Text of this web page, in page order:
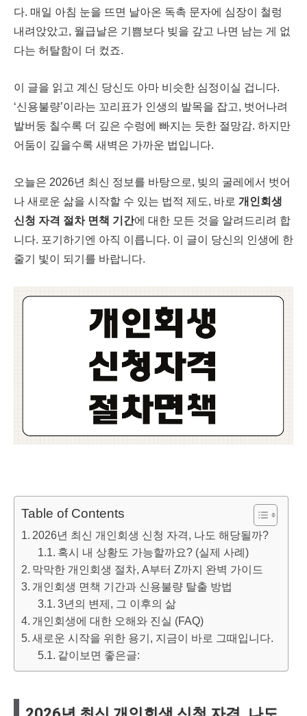
다. 매일 아침 눈을 뜨면 날아온 독촉 문자에 심장이 철렁
내려앉았고, 월급날은 기쁨보다 빚을 갚고 나면 남는 게 없
다는 허탈함이 더 컸죠.
이 글을 읽고 계신 당신도 아마 비슷한 심정이실 겁니다.
‘신용불량’이라는 꼬리표가 인생의 발목을 잡고, 벗어나려
발버둥 칠수록 더 깊은 수렁에 빠지는 듯한 절망감. 하지만
어둠이 깊을수록 새벽은 가까운 법입니다.
오늘은 2026년 최신 정보를 바탕으로, 빚의 굴레에서 벗어
나 새로운 삶을 시작할 수 있는 법적 제도, 바로 개인회생
신청 자격 절차 면책 기간에 대한 모든 것을 알려드리려 합
니다. 포기하기엔 아직 이릅니다. 이 글이 당신의 인생에 한
줄기 빛이 되기를 바랍니다.
Table of Contents
2026년 최신 개인회생 신청 자격, 나도 해당될까?
혹시 내 상황도 가능할까요? (실제 사례)
막막한 개인회생 절차, A부터 Z까지 완벽 가이드
개인회생 면책 기간과 신용불량 탈출 방법
3년의 변제, 그 이후의 삶
개인회생에 대한 오해와 진실 (FAQ)
새로운 시작을 위한 용기, 지금이 바로 그때입니다.
같이보면 좋은글: